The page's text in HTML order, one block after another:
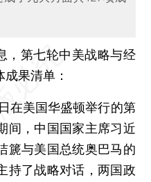
第七轮中美战略与经
果清单：
美国华盛顿举行的第
间，中国国家主席习近
篪与美国总统奥巴马的
持了战略对话，两国政